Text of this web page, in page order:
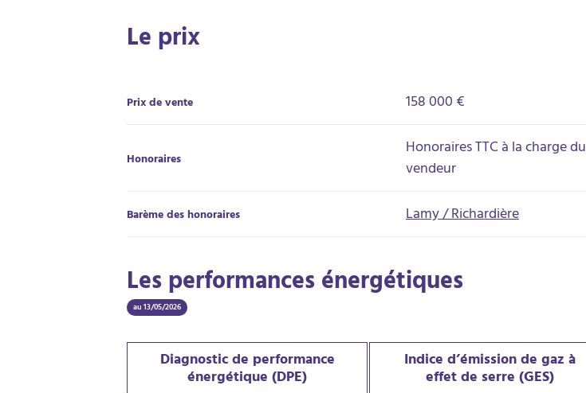
Le prix
Prix de vente 158 000 €
Honoraires Honoraires TTC à la charge du
vendeur
Barème des honoraires Lamy / Richardière
Les performances énergétiques
au 13/05/2026
Diagnostic de performance
énergétique (DPE)
Indice d’émission de gaz à
effet de serre (GES)